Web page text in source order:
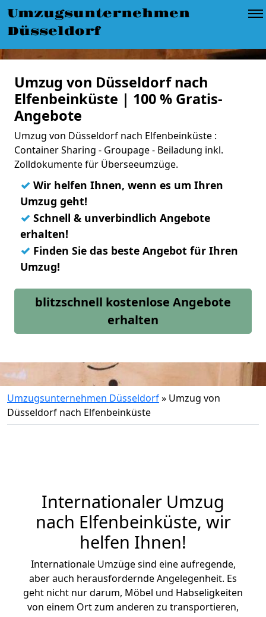
Umzugsunternehmen
Düsseldorf
Umzug von Düsseldorf nach
Elfenbeinküste | 100 % Gratis-
Angebote
Umzug von Düsseldorf nach Elfenbeinküste :
Container Sharing - Groupage - Beiladung inkl.
Zolldokumente für Überseeumzüge.
✓ Wir helfen Ihnen, wenn es um Ihren
Umzug geht!
✓ Schnell & unverbindlich Angebote
erhalten!
✓ Finden Sie das beste Angebot für Ihren
Umzug!
blitzschnell kostenlose Angebote
erhalten
Umzugsunternehmen Düsseldorf» Umzug von
Düsseldorf nach Elfenbeinküste
Internationaler Umzug
nach Elfenbeinküste, wir
helfen Ihnen!
Internationale Umzüge sind eine aufregende,
aber auch herausfordernde Angelegenheit. Es
geht nicht nur darum, Möbel und Habseligkeiten
von einem Ort zum anderen zu transportieren,